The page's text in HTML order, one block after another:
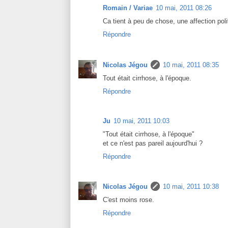
Romain / Variae 10 mai, 2011 08:26
Ca tient à peu de chose, une affection
Répondre
Nicolas Jégou
10 mai, 2011 08:35
Tout était cirrhose, à l'époque.
Répondre
Ju 10 mai, 2011 10:03
"Tout était cirrhose, à l'époque"
et ce n'est pas pareil aujourd'hui ?
Répondre
Nicolas Jégou
10 mai, 2011 10:38
C'est moins rose.
Répondre